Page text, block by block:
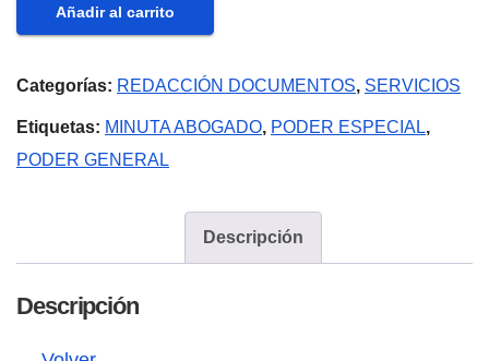
Poder
o
Especial
(Ecuador)
Añadir al carrito
Categorías: REDACCIÓN DOCUMENTOS, SERVICIOS
Etiquetas: MINUTA ABOGADO, PODER ESPECIAL,
PODER GENERAL
Descripción
Descripción